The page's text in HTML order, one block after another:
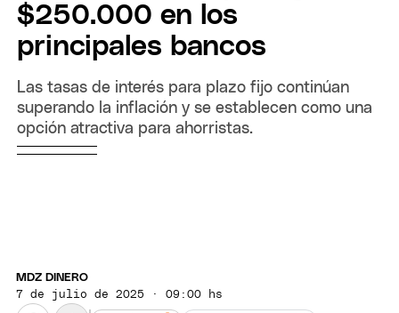
$250.000 en los
principales bancos
Las tasas de interés para plazo fijo continúan
superando la inflación y se establecen como una
opción atractiva para ahorristas.
MDZ DINERO
7 de julio de 2025 · 09:00 hs